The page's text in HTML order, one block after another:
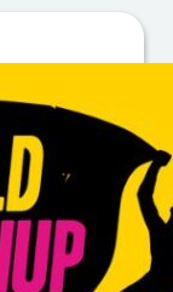
u
fr
ä
u
m